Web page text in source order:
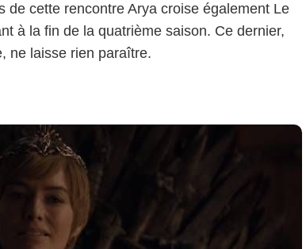
de cette rencontre Arya croise également Le
à la fin de la quatrième saison. Ce dernier,
ne laisse rien paraître.